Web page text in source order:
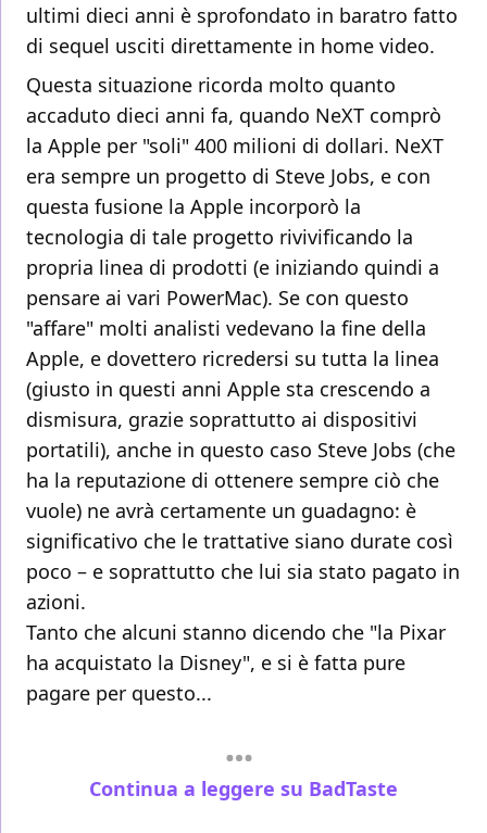
ultimi dieci anni è sprofondato in baratro fatto
di sequel usciti direttamente in home video.
Questa situazione ricorda molto quanto
accaduto dieci anni fa, quando NeXT comprò
la Apple per "soli" 400 milioni di dollari. NeXT
era sempre un progetto di Steve Jobs, e con
questa fusione la Apple incorporò la
tecnologia di tale progetto rivivificando la
propria linea di prodotti (e iniziando quindi a
pensare ai vari PowerMac). Se con questo
"affare" molti analisti vedevano la fine della
Apple, e dovettero ricredersi su tutta la linea
(giusto in questi anni Apple sta crescendo a
dismisura, grazie soprattutto ai dispositivi
portatili), anche in questo caso Steve Jobs (che
ha la reputazione di ottenere sempre ciò che
vuole) ne avrà certamente un guadagno: è
significativo che le trattative siano durate così
poco – e soprattutto che lui sia stato pagato in
azioni.
Tanto che alcuni stanno dicendo che "la Pixar
ha acquistato la Disney", e si è fatta pure
pagare per questo...
Continua a leggere su BadTaste